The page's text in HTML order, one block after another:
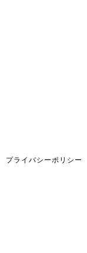
プライバシーポリシー